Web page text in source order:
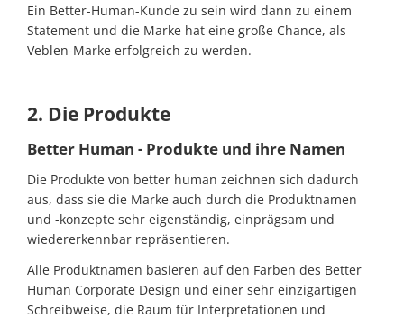
Ein Better-Human-Kunde zu sein wird dann zu einem
Statement und die Marke hat eine große Chance, als
Veblen-Marke erfolgreich zu werden.
2. Die Produkte
Better Human - Produkte und ihre Namen
Die Produkte von better human zeichnen sich dadurch
aus, dass sie die Marke auch durch die Produktnamen
und -konzepte sehr eigenständig, einprägsam und
wiedererkennbar repräsentieren.
Alle Produktnamen basieren auf den Farben des Better
Human Corporate Design und einer sehr einzigartigen
Schreibweise, die Raum für Interpretationen und